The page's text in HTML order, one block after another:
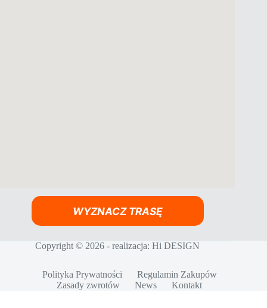
WYZNACZ TRASĘ
Copyright © 2026 - realizacja:Hi DESIGN
Polityka Prywatności
Regulamin Zakupów
Zasady zwrotów
News Kontakt